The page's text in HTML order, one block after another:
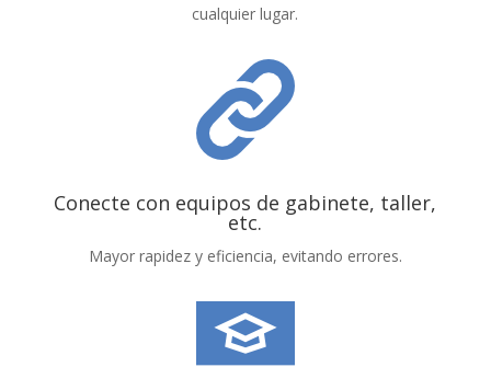
cualquier lugar.
Conecte con equipos de gabinete, taller,
etc.
Mayor rapidez y eficiencia, evitando errores.